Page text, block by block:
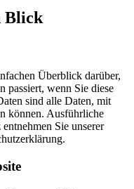
Blick
Überblick darüber,
passiert, wenn Sie diese
sind alle Daten, mit
können. Ausführliche
Sie unserer